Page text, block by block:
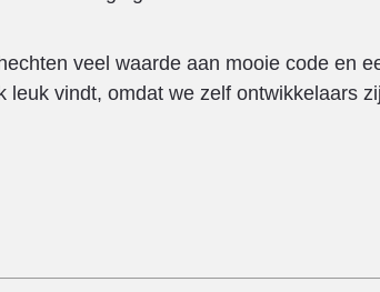
veel waarde aan mooie code en
vindt, omdat we zelf ontwikkelaars